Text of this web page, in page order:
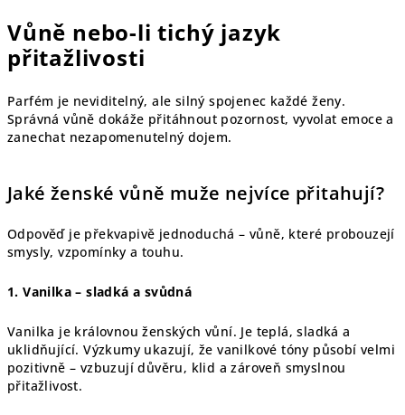
Vůně nebo-li tichý jazyk
přitažlivosti
Parfém je neviditelný, ale silný spojenec každé ženy.
Správná vůně dokáže přitáhnout pozornost, vyvolat emoce a
zanechat nezapomenutelný dojem.
Jaké ženské vůně muže nejvíce přitahují?
Odpověď je překvapivě jednoduchá – vůně, které probouzejí
smysly, vzpomínky a touhu.
1. Vanilka – sladká a svůdná
Vanilka je královnou ženských vůní. Je teplá, sladká a
uklidňující. Výzkumy ukazují, že vanilkové tóny působí velmi
pozitivně – vzbuzují důvěru, klid a zároveň smyslnou
přitažlivost.